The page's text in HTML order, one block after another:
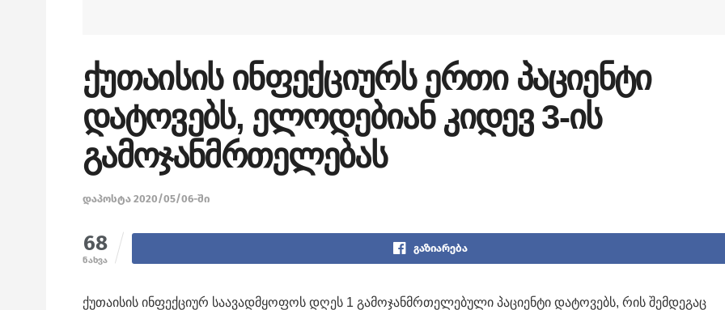
ქუთაისის ინფექციურს ერთი პაციენტი
დატოვებს, ელოდებიან კიდევ 3-ის
გამოჯანმრთელებას
დაპოსტა 2020/05/06-ში
68
ნახვა
გაზიარება
ქუთაისის ინფექციურ საავადმყოფოს დღეს 1 გამოჯანმრთელებული პაციენტი დატოვებს, რის შემდეგაც